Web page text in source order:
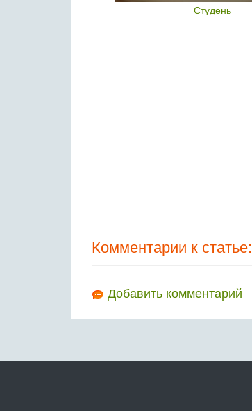
Студень
Комментарии к статье:
Добавить комментарий